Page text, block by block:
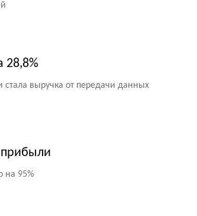
28,8%
выручка от передачи данных
прибыли
на 95%